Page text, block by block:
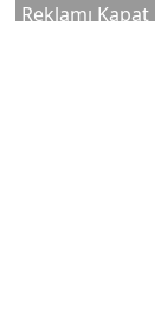
Reklamı Kapat